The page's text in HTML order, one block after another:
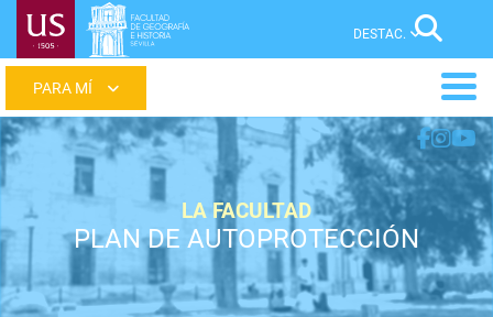
Pasar
menu
LA FACULTAD
PLAN DE AUTOPROTECCIÓN